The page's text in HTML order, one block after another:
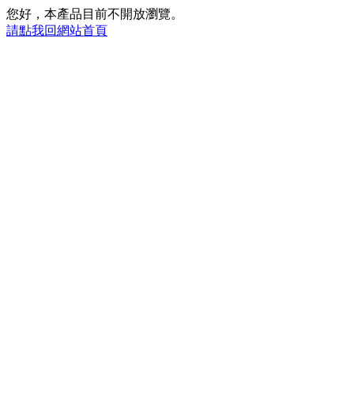
您好，本產品目前不開放瀏覽。
請點我回網站首頁